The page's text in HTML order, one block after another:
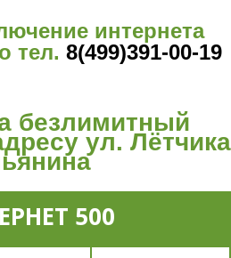
интернета
тел. 8(499)391-00-19
безлимитный
ул. Лётчика
500